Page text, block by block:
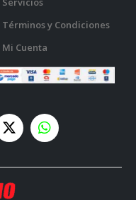
Términos y Condiciones
Mi Cuenta